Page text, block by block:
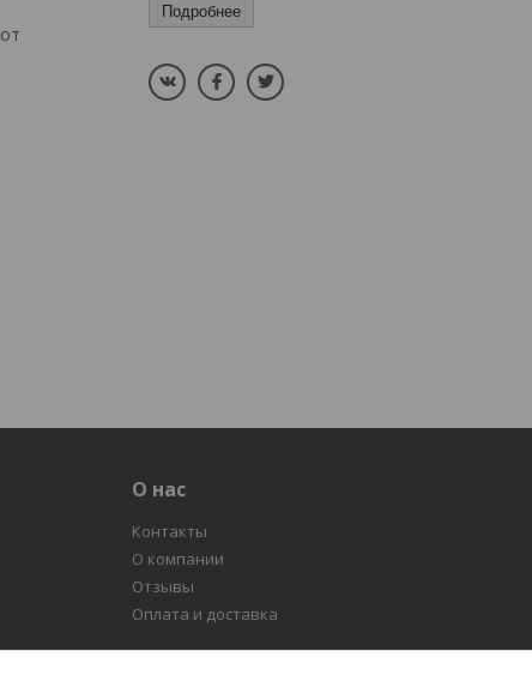
от
Подробнее
О нас
Контакты
О компании
Отзывы
Оплата и доставка
Воспользуйтесь двадцатилетним опытом наших